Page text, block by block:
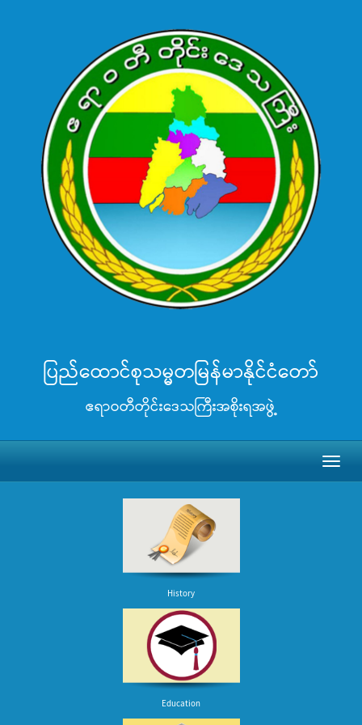
ပြည်ထောင်စုသမ္မတမြန်မာနိုင်ငံတော်
ဧရာဝတီတိုင်းဒေသကြီးအစိုးရအဖွဲ့
History
Education